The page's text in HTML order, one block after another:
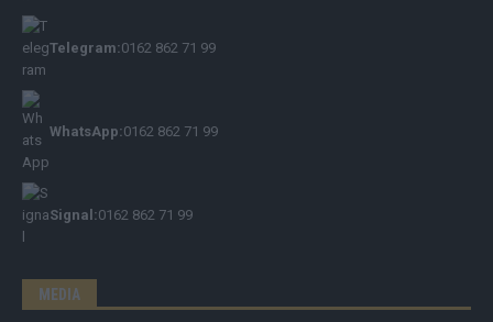
Telegram:0162 862 71 99
WhatsApp:0162 862 71 99
Signal:0162 862 71 99
MEDIA